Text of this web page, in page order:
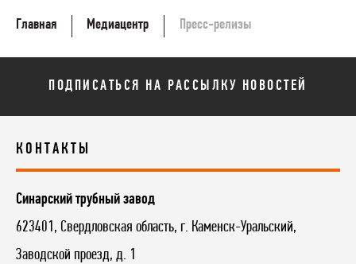
Главная Медиацентр Пресс-релизы
ПОДПИСАТЬСЯ НА РАССЫЛКУ НОВОСТЕЙ
КОНТАКТЫ
Синарский трубный завод
623401, Свердловская область, г. Каменск-Уральский,
Заводской проезд, д. 1